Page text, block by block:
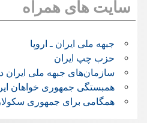
سایت های همراه
جبهه ملی ایران ـ اروپا
حزب چپ ایران
سازمان‌های جبهه ملی ایران
همبستگی جمهوری خواهان
همگامی برای جمهوری